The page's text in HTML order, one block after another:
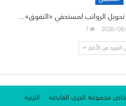
الرواتب لمستحقي «التفوق»…
2026/
7
من الأخبار
خاص مجموعة الجري القابضة
التربية